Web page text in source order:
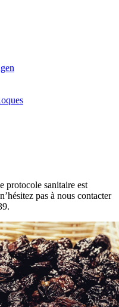
protocole sanitaire est
pas à nous contacter